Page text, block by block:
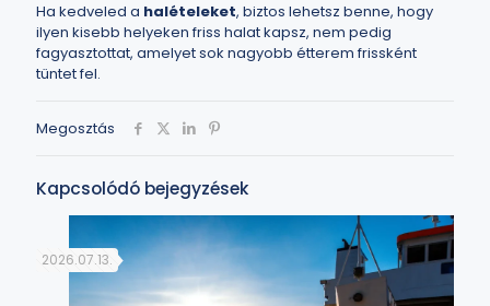
Ha kedveled a halételeket, biztos lehetsz benne, hogy
ilyen kisebb helyeken friss halat kapsz, nem pedig
fagyasztottat, amelyet sok nagyobb étterem frissként
tüntet fel.
Megosztás
Kapcsolódó bejegyzések
2026.07.13.